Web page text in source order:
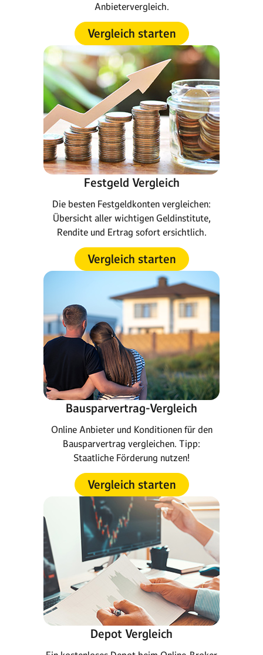
Anbietervergleich.
Vergleich starten
Festgeld Vergleich
Die besten Festgeldkonten vergleichen:
Übersicht aller wichtigen Geldinstitute,
Rendite und Ertrag sofort ersichtlich.
Vergleich starten
Bausparvertrag-Vergleich
Online Anbieter und Konditionen für den
Bausparvertrag vergleichen. Tipp:
Staatliche Förderung nutzen!
Vergleich starten
Depot Vergleich